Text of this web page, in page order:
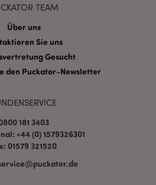
TEAM
Über uns
Sie uns
Gesucht
den Puckator-Newsletter
181 3403
+44 (0) 1579326301
01579 321520
.www.puckator.de